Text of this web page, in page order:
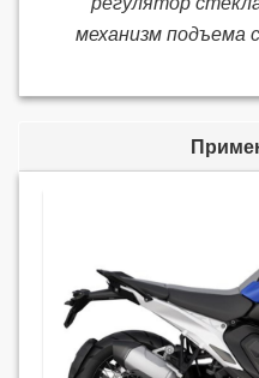
механизм подъема